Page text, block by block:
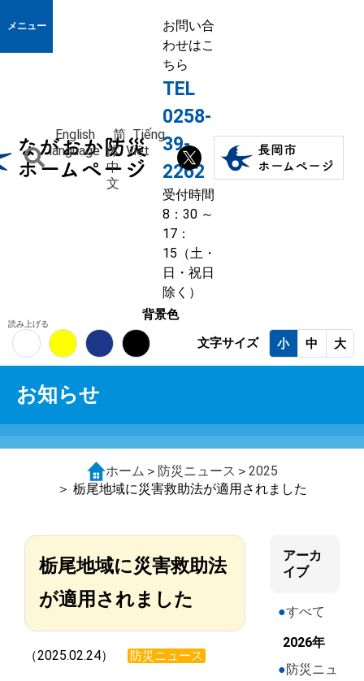
メニュー
お問い合
わせはこ
ちら
TEL
0258-
39-
2262
受付時間
8：30 ～
17：
15（土・
日・祝日
除く）
English
language
简
体
中
文
Tiếng
Việt
読み上げる
背景色
文字サイズ
小 中 大
お知らせ
ホーム ＞ 防災ニュース ＞ 2025
＞ 栃尾地域に災害救助法が適用されました
栃尾地域に災害救助法
が適用されました
（2025.02.24） 防災ニュース
アーカ
イブ
すべて
2026年
防災ニュ